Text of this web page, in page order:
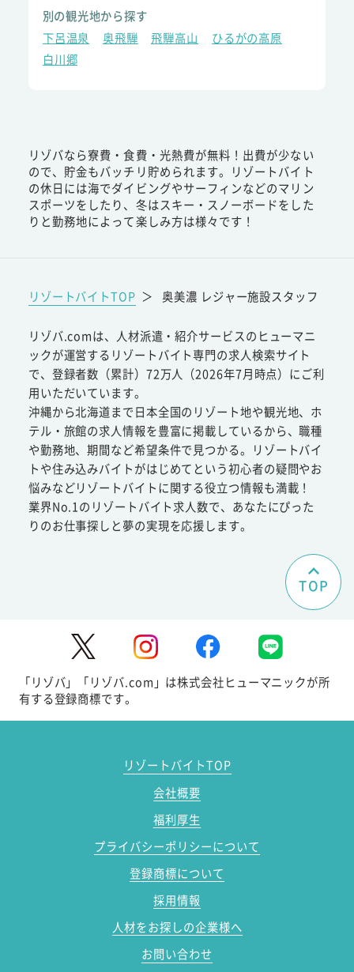
別の観光地から探す
下呂温泉
奥飛騨 飛騨高山
ひるがの高原
白川郷
リゾバなら寮費・食費・光熱費が無料！出費が少ない
ので、貯金もバッチリ貯められます。リゾートバイト
の休日には海でダイビングやサーフィンなどのマリン
スポーツをしたり、冬はスキー・スノーボードをした
りと勤務地によって楽しみ方は様々です！
リゾートバイトTOP ＞ 奥美濃 レジャー施設スタッフ
リゾバ.comは、人材派遣・紹介サービスのヒューマニ
ックが運営するリゾートバイト専門の求人検索サイト
で、登録者数（累計）72万人（2026年7月時点）にご利
用いただいています。
沖縄から北海道まで日本全国のリゾート地や観光地、ホ
テル・旅館の求人情報を豊富に掲載しているから、職種
や勤務地、期間など希望条件で見つかる。リゾートバイ
トや住み込みバイトがはじめてという初心者の疑問やお
悩みなどリゾートバイトに関する役立つ情報も満載！
業界No.1のリゾートバイト求人数で、あなたにぴった
りのお仕事探しと夢の実現を応援します。
TOP
「リゾバ」「リゾバ.com」は株式会社ヒューマニックが所
有する登録商標です。
リゾートバイトTOP
会社概要
福利厚生
プライバシーポリシーについて
登録商標について
採用情報
人材をお探しの企業様へ
お問い合わせ